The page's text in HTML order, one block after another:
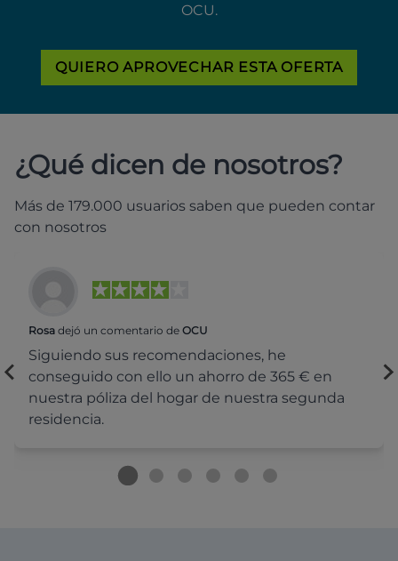
OCU.
QUIERO APROVECHAR ESTA OFERTA
¿Qué dicen de nosotros?
Más de 179.000 usuarios saben que pueden contar
con nosotros
Rosa dejó un comentario de OCU
Siguiendo sus recomendaciones, he
conseguido con ello un ahorro de 365 € en
nuestra póliza del hogar de nuestra segunda
residencia.